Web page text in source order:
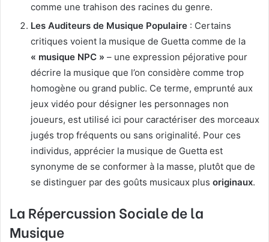
comme une trahison des racines du genre.
Les Auditeurs de Musique Populaire : Certains
critiques voient la musique de Guetta comme de la
« musique NPC » – une expression péjorative pour
décrire la musique que l’on considère comme trop
homogène ou grand public. Ce terme, emprunté aux
jeux vidéo pour désigner les personnages non
joueurs, est utilisé ici pour caractériser des morceaux
jugés trop fréquents ou sans originalité. Pour ces
individus, apprécier la musique de Guetta est
synonyme de se conformer à la masse, plutôt que de
se distinguer par des goûts musicaux plus originaux.
La Répercussion Sociale de la
Musique